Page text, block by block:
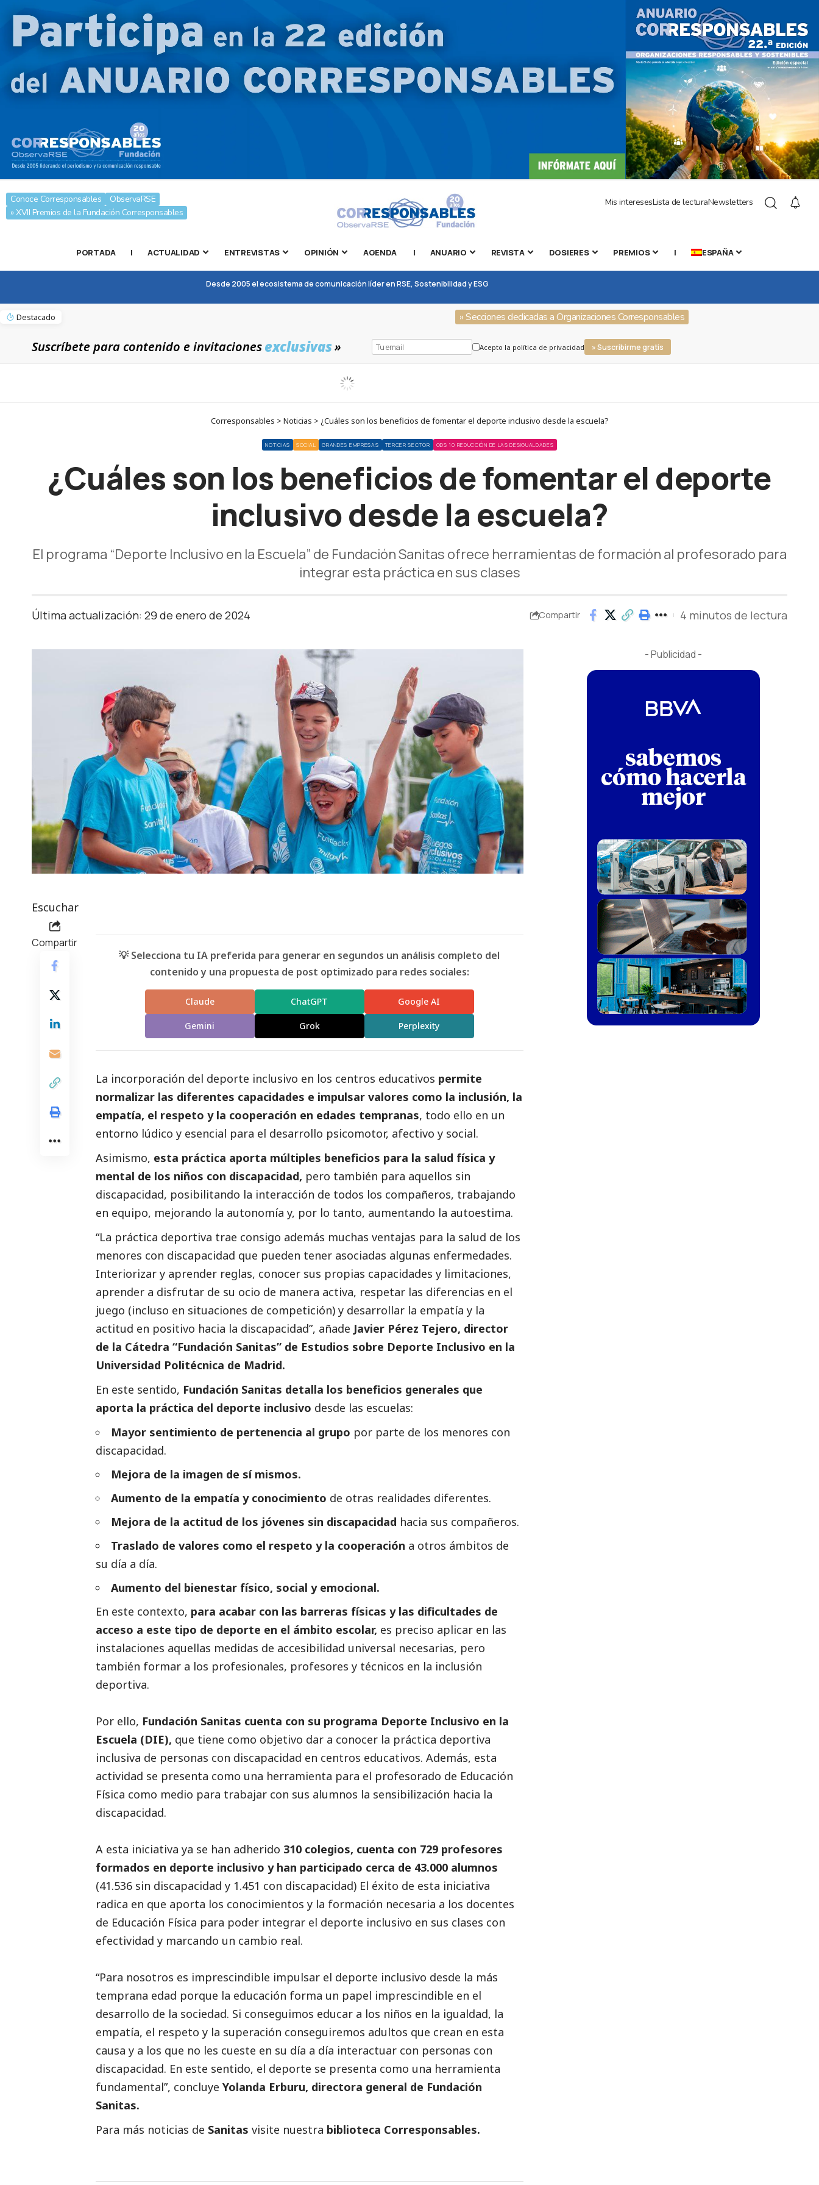
Conoce Corresponsables
ObservaRSE
» XVII Premios de la Fundación Corresponsables
Mis interesesLista de lecturaNewsletters
PORTADA | ACTUALIDAD ENTREVISTAS OPINIÓN AGENDA | ANUARIO REVISTA DOSIERES PREMIOS | ESPAÑA
Desde 2005 el ecosistema de comunicación líder en RSE, Sostenibilidad y ESG
Destacado » Secciones dedicadas a Organizaciones Corresponsables
Suscríbete para contenido e invitacionesexclusivas» Acepto la política de privacidad » Suscribirme gratis
Corresponsables > Noticias > ¿Cuáles son los beneficios de fomentar el deporte inclusivo desde la escuela?
NOTICIAS SOCIAL GRANDES EMPRESAS TERCER SECTOR ODS 10 REDUCCIÓN DE LAS DESIGUALDADES
¿Cuáles son los beneficios de fomentar el deporte
inclusivo desde la escuela?
El programa “Deporte Inclusivo en la Escuela” de Fundación Sanitas ofrece herramientas de formación al profesorado para
integrar esta práctica en sus clases
Última actualización: 29 de enero de 2024 Compartir 4 minutos de lectura
Escuchar
Compartir
💡 Selecciona tu IA preferida para generar en segundos un análisis completo del
contenido y una propuesta de post optimizado para redes sociales:
Claude ChatGPT Google AI
Gemini Grok Perplexity
La incorporación del deporte inclusivo en los centros educativos permite
normalizar las diferentes capacidades e impulsar valores como la inclusión, la
empatía, el respeto y la cooperación en edades tempranas, todo ello en un
entorno lúdico y esencial para el desarrollo psicomotor, afectivo y social.
Asimismo, esta práctica aporta múltiples beneficios para la salud física y
mental de los niños con discapacidad, pero también para aquellos sin
discapacidad, posibilitando la interacción de todos los compañeros, trabajando
en equipo, mejorando la autonomía y, por lo tanto, aumentando la autoestima.
“La práctica deportiva trae consigo además muchas ventajas para la salud de los
menores con discapacidad que pueden tener asociadas algunas enfermedades.
Interiorizar y aprender reglas, conocer sus propias capacidades y limitaciones,
aprender a disfrutar de su ocio de manera activa, respetar las diferencias en el
juego (incluso en situaciones de competición) y desarrollar la empatía y la
actitud en positivo hacia la discapacidad”, añade Javier Pérez Tejero, director
de la Cátedra “Fundación Sanitas” de Estudios sobre Deporte Inclusivo en la
Universidad Politécnica de Madrid.
En este sentido, Fundación Sanitas detalla los beneficios generales que
aporta la práctica del deporte inclusivo desde las escuelas:
Mayor sentimiento de pertenencia al grupo por parte de los menores con
discapacidad.
Mejora de la imagen de sí mismos.
Aumento de la empatía y conocimiento de otras realidades diferentes.
Mejora de la actitud de los jóvenes sin discapacidad hacia sus compañeros.
Traslado de valores como el respeto y la cooperación a otros ámbitos de
su día a día.
Aumento del bienestar físico, social y emocional.
En este contexto, para acabar con las barreras físicas y las dificultades de
acceso a este tipo de deporte en el ámbito escolar, es preciso aplicar en las
instalaciones aquellas medidas de accesibilidad universal necesarias, pero
también formar a los profesionales, profesores y técnicos en la inclusión
deportiva.
Por ello, Fundación Sanitas cuenta con su programa Deporte Inclusivo en la
Escuela (DIE), que tiene como objetivo dar a conocer la práctica deportiva
inclusiva de personas con discapacidad en centros educativos. Además, esta
actividad se presenta como una herramienta para el profesorado de Educación
Física como medio para trabajar con sus alumnos la sensibilización hacia la
discapacidad.
A esta iniciativa ya se han adherido 310 colegios, cuenta con 729 profesores
formados en deporte inclusivo y han participado cerca de 43.000 alumnos
(41.536 sin discapacidad y 1.451 con discapacidad) El éxito de esta iniciativa
radica en que aporta los conocimientos y la formación necesaria a los docentes
de Educación Física para poder integrar el deporte inclusivo en sus clases con
efectividad y marcando un cambio real.
“Para nosotros es imprescindible impulsar el deporte inclusivo desde la más
temprana edad porque la educación forma un papel imprescindible en el
desarrollo de la sociedad. Si conseguimos educar a los niños en la igualdad, la
empatía, el respeto y la superación conseguiremos adultos que crean en esta
causa y a los que no les cueste en su día a día interactuar con personas con
discapacidad. En este sentido, el deporte se presenta como una herramienta
fundamental”, concluye Yolanda Erburu, directora general de Fundación
Sanitas.
Para más noticias de Sanitas visite nuestra biblioteca Corresponsables.
- Publicidad -